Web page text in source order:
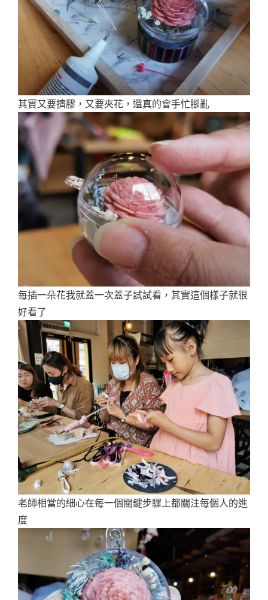
其實又要擠膠，又要夾花，還真的會手忙腳亂
每插一朵花我就蓋一次蓋子試試看，其實這個樣子就很
好看了
老師相當的細心在每一個關鍵步驟上都關注每個人的進
度